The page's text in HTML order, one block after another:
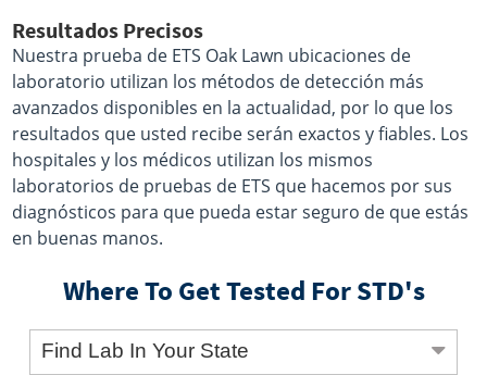
Resultados Precisos
Nuestra prueba de ETS Oak Lawn ubicaciones de
laboratorio utilizan los métodos de detección más
avanzados disponibles en la actualidad, por lo que los
resultados que usted recibe serán exactos y fiables. Los
hospitales y los médicos utilizan los mismos
laboratorios de pruebas de ETS que hacemos por sus
diagnósticos para que pueda estar seguro de que estás
en buenas manos.
Where To Get Tested For STD's
Find Lab In Your State